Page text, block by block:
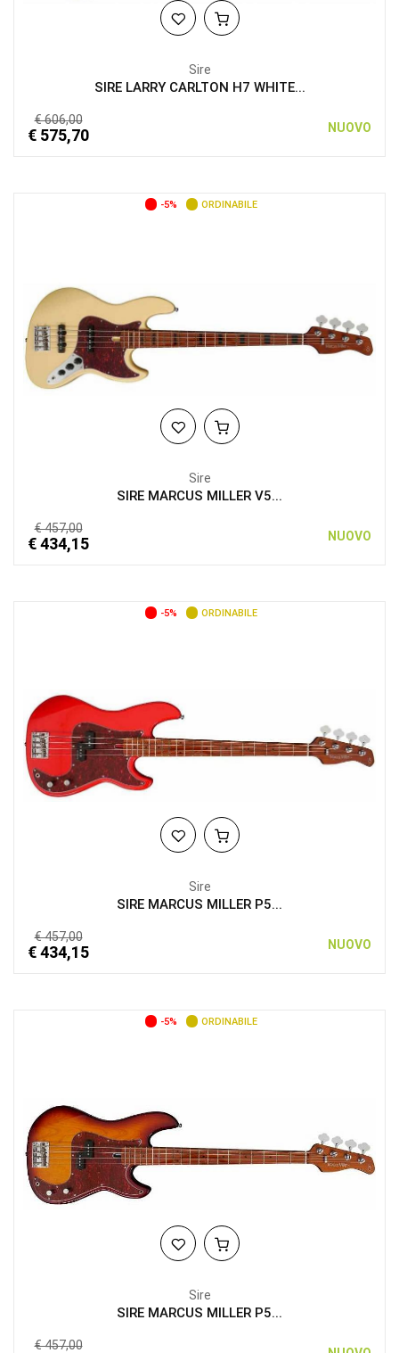
Sire
SIRE LARRY CARLTON H7 WHITE...
€ 606,00
€ 575,70 NUOVO
-5% ORDINABILE
Sire
SIRE MARCUS MILLER V5...
€ 457,00
€ 434,15 NUOVO
-5% ORDINABILE
Sire
SIRE MARCUS MILLER P5...
€ 457,00
€ 434,15 NUOVO
-5% ORDINABILE
Sire
SIRE MARCUS MILLER P5...
€ 457,00